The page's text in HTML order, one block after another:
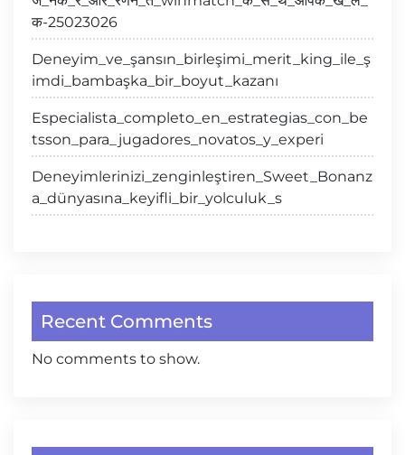
क-25023026
Deneyim_ve_şansın_birleşimi_merit_king_ile_ş
imdi_bambaşka_bir_boyut_kazanı
Especialista_completo_en_estrategias_con_be
tsson_para_jugadores_novatos_y_experi
Deneyimlerinizi_zenginleştiren_Sweet_Bonanz
a_dünyasına_keyifli_bir_yolculuk_s
Recent Comments
No comments to show.